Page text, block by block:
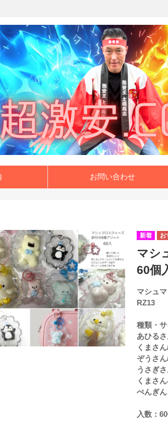
お問い合わせ
マシ
60個
マシュ
RZ13
種類・サ
あひる
くまさ
ぞうさ
うさぎ
くまさ
ぺんぎ
入数：